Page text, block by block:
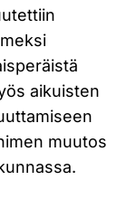
aikuisten
muutos